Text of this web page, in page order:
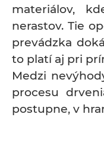
materiálov,
nerastov. Tie
prevádzka
to platí aj pri
Medzi
procesu
postupne, v